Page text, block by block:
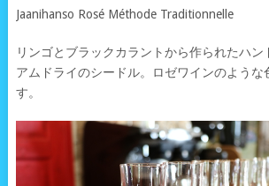
Jaanihanso Rosé Méthode Traditionnelle
リンゴとブラックカラントから作られたハン
アムドライのシードル。ロゼワインのような
す。